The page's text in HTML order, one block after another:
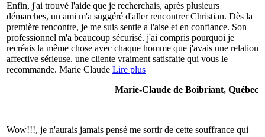
Enfin, j'ai trouvé l'aide que je recherchais, après plusieurs
démarches, un ami m'a suggéré d'aller rencontrer Christian. Dès la
première rencontre, je me suis sentie a l'aise et en confiance. Son
professionnel m'a beaucoup sécurisé. j'ai compris pourquoi je
recréais la même chose avec chaque homme que j'avais une relation
affective sérieuse. une cliente vraiment satisfaite qui vous le
recommande. Marie Claude Lire plus
Marie-Claude de Boibriant, Québec
Wow!!!, je n'aurais jamais pensé me sortir de cette souffrance qui